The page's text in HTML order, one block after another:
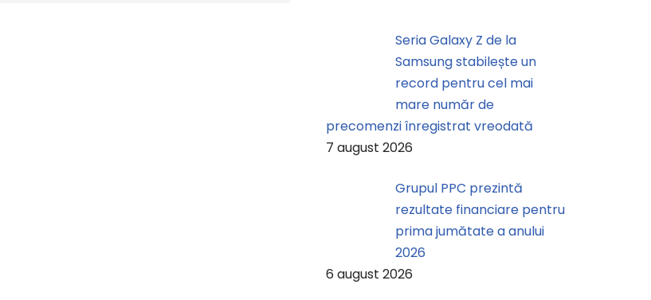
Seria Galaxy Z de la
Samsung stabilește un
record pentru cel mai
mare număr de
precomenzi înregistrat vreodată
7 august 2026
Grupul PPC prezintă
rezultate financiare pentru
prima jumătate a anului
2026
6 august 2026